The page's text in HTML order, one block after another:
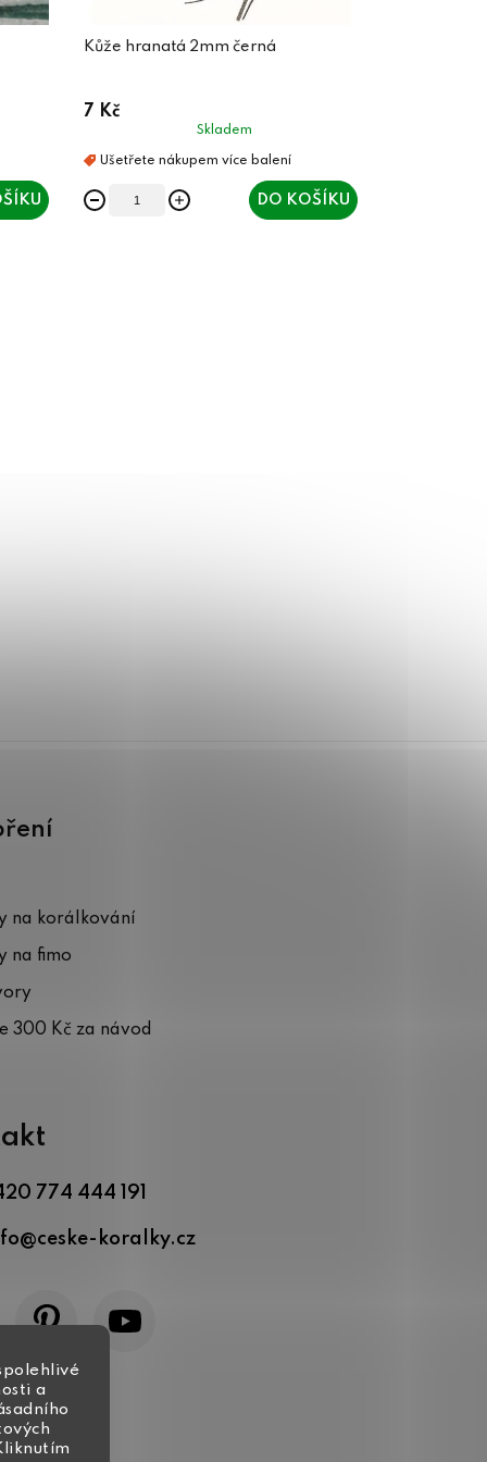
a
Kůže hranatá 2mm černá
7 Kč
Skladem
DO KOŠÍKU
na korálkování
na fimo
300 Kč za návod
@ceske-koralky.cz
774 444 191